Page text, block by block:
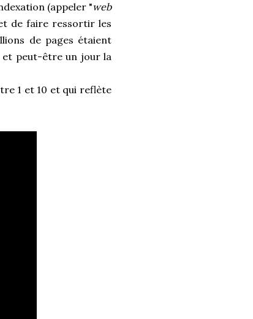
(appeler "web
de faire ressortir les
de pages étaient
et peut-être un jour la
1 et 10 et qui reflète